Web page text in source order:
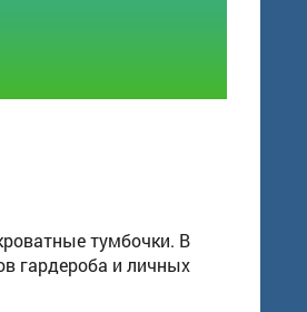
тумбочки. В
гардероба и личных